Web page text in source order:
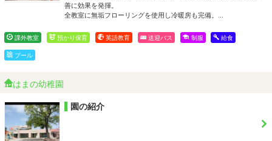
善に効果を発揮。
全教室に無垢フローリングを使用し冷暖房も完備。…
課外教室 預かり保育 英語教育 送迎バス 制服 給食
プール
はまの幼稚園
園の紹介